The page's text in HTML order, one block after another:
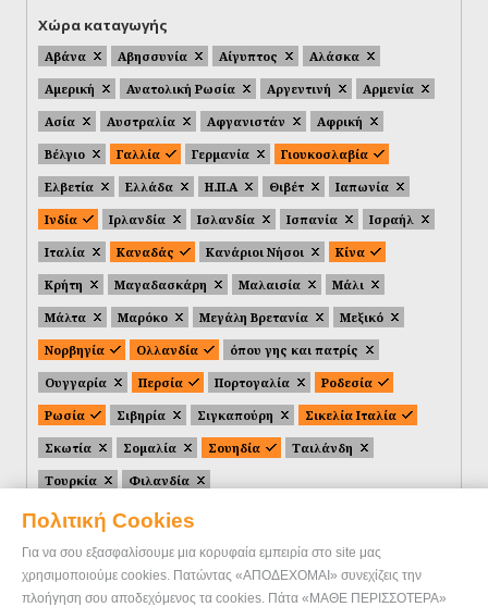
Πολιτική Cookies
Για να σου εξασφαλίσουμε μια κορυφαία εμπειρία στο site μας
χρησιμοποιούμε cookies. Πατώντας «ΑΠΟΔΕΧΟΜΑΙ» συνεχίζεις την
πλοήγηση σου αποδεχόμενος τα cookies. Πάτα «ΜΑΘΕ ΠΕΡΙΣΣΟΤΕΡΑ»
Χώρα καταγωγής
Αβάνα Αβησσυνία Αίγυπτος
Αλάσκα
Αμερική
Ανατολική Ρωσία Αργεντινή
Αρμενία
Ασία
Αυστραλία Αφγανιστάν
Αφρική
Βέλγιο
Γαλλία Γερμανία
Γιουκοσλαβία
Ελβετία
Ελλάδα Η.Π.Α Θιβέτ
Ιαπωνία
Ινδία
Ιρλανδία Ισλανδία Ισπανία
Ισραήλ
Ιταλία
Καναδάς Κανάριοι Νήσοι
Κίνα
Κρήτη
Μαγαδασκάρη Μαλαισία
Μάλι
Μάλτα
Μαρόκο Μεγάλη Βρετανία
Μεξικό
Νορβηγία
Ολλανδία
όπου γης και πατρίς
Ουγγαρία
Περσία Πορτογαλία
Ροδεσία
Ρωσία
Σιβηρία Σιγκαπούρη
Σικελία Ιταλία
Σκωτία
Σομαλία Σουηδία
Ταιλάνδη
Τουρκία
Φιλανδία